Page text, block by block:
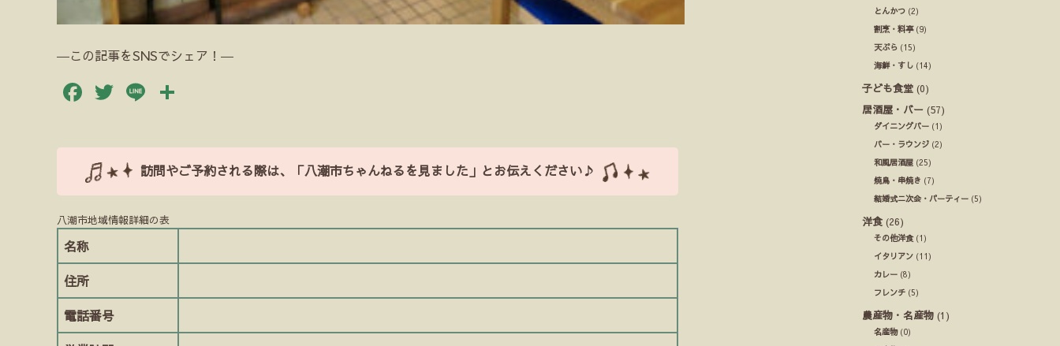
―この記事をSNSでシェア！―
Facebook
Twitter
Line
訪問やご予約される際は、「八潮市ちゃんねるを見ました」とお伝えください♪
八潮市地域情報詳細の表
名称
住所
電話番号
とんかつ (2)
割烹・料亭(9)
天ぷら (15)
海鮮・すし (14)
子ども食堂 (0)
居酒屋・バー (57)
ダイニングバー (1)
バー・ラウンジ (2)
和風居酒屋 (25)
焼鳥・串焼き (7)
結婚式ニ次会・パーティー (5)
洋食 (26)
その他洋食(1)
イタリアン (11)
カレー (8)
フレンチ (5)
農産物・名産物 (1)
名産物(0)